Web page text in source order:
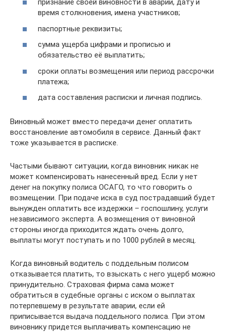
признание своей виновности в аварии, дату и
время столкновения, имена участников;
паспортные реквизиты;
сумма ущерба цифрами и прописью и
обязательство её выплатить;
сроки оплаты возмещения или период рассрочки
платежа;
дата составления расписки и личная подпись.
Виновный может вместо передачи денег оплатить
восстановление автомобиля в сервисе. Данный факт
тоже указывается в расписке.
Частыми бывают ситуации, когда виновник никак не
может компенсировать нанесенный вред. Если у нет
денег на покупку полиса ОСАГО, то что говорить о
возмещении. При подаче иска в суд пострадавший будет
вынужден оплатить все издержки – госпошлину, услуги
независимого эксперта. А возмещения от виновной
стороны иногда приходится ждать очень долго,
выплаты могут поступать и по 1000 рублей в месяц.
Когда виновный водитель с поддельным полисом
отказывается платить, то взыскать с него ущерб можно
принудительно. Страховая фирма сама может
обратиться в судебные органы с иском о выплатах
потерпевшему в результате аварии, если ей
приписывается выдача поддельного полиса. При этом
виновнику придется выплачивать компенсацию не